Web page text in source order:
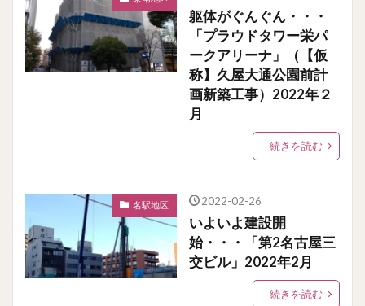
躯体がぐんぐん・・・
「プラウドタワー栄パ
ークアリーナ」（【仮
称】久屋大通公園前計
画新築工事）2022年２
月
続きを読む
名駅地区 2022-02-26
いよいよ建設開
始・・・「第2名古屋三
交ビル」2022年2月
続きを読む